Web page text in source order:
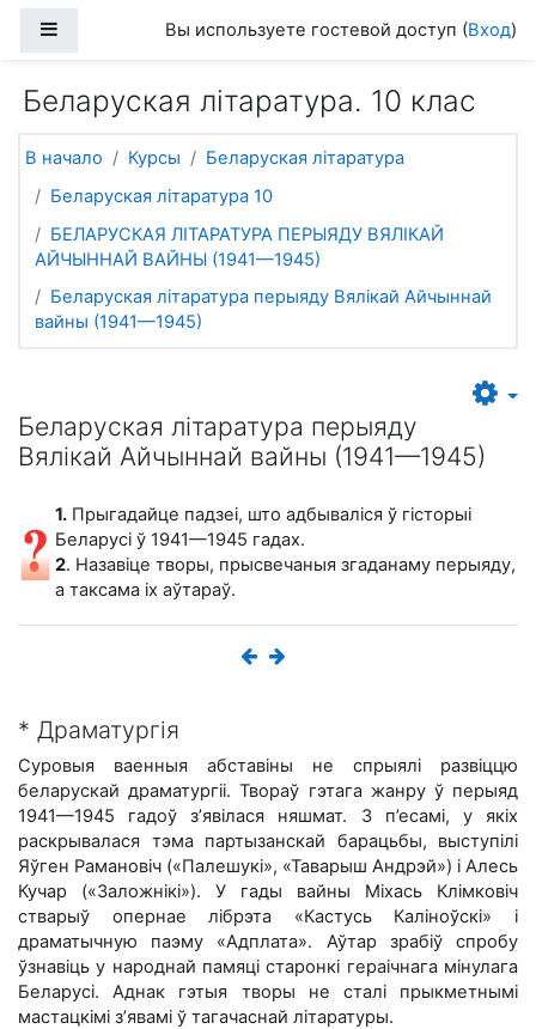
Боковая панельВы используете гостевой доступ (Вход)
Беларуская літаратура. 10 клас
В начало Курсы
Беларуская літаратура
Беларуская літаратура 10
БЕЛАРУСКАЯ ЛІТАРАТУРА ПЕРЫЯДУ ВЯЛІКАЙ
АЙЧЫННАЙ ВАЙНЫ (1941—1945)
Беларуская літаратура перыяду Вялікай Айчыннай
вайны (1941—1945)
Беларуская літаратура перыяду
Вялікай Айчыннай вайны (1941—1945)
1. Прыгадайце падзеі, што адбываліся ў гісторыі
Беларусі ў 1941—1945 гадах.
2. Назавіце творы, прысвечаныя згаданаму перыяду,
а таксама іх аўтараў.
* Драматургія
Суровыя ваенныя абставіны не спрыялі развіццю
беларускай драматургіі. Твораў гэтага жанру ў перыяд
1941—1945 гадоў з’явілася няшмат. З п’есамі, у якіх
раскрывалася тэма партызанскай барацьбы, выступілі
Яўген Рамановіч («Палешукі», «Таварыш Андрэй») і Алесь
Кучар («Заложнікі»). У гады вайны Міхась Клімковіч
стварыў опернае лібрэта «Кастусь Каліноўскі» і
драматычную паэму «Адплата». Аўтар зрабіў спробу
ўзнавіць у народнай памяці старонкі гераічнага мінулага
Беларусі. Аднак гэтыя творы не сталі прыкметнымі
мастацкімі з’явамі ў тагачаснай літаратуры.